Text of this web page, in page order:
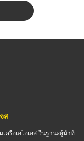
ส
ครือเอไอเอส ในฐานะผู้นำที่